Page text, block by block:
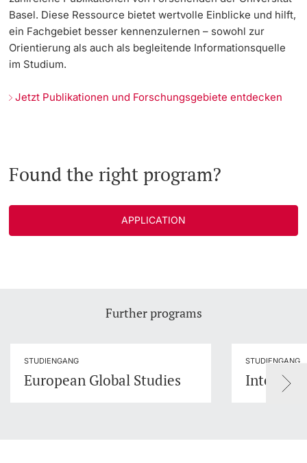
Basel. Diese Ressource bietet wertvolle Einblicke und hilft,
ein Fachgebiet besser kennenzulernen – sowohl zur
Orientierung als auch als begleitende Informationsquelle
im Studium.
Jetzt Publikationen und Forschungsgebiete entdecken
Found the right program?
APPLICATION
Further programs
STUDIENGANG
European Global Studies
STUDIENGANG